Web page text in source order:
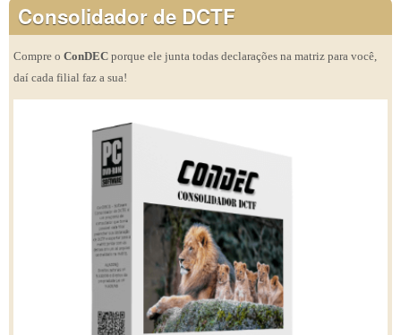
Consolidador de DCTF
Compre o ConDEC porque ele junta todas declarações na matriz para você,
daí cada filial faz a sua!